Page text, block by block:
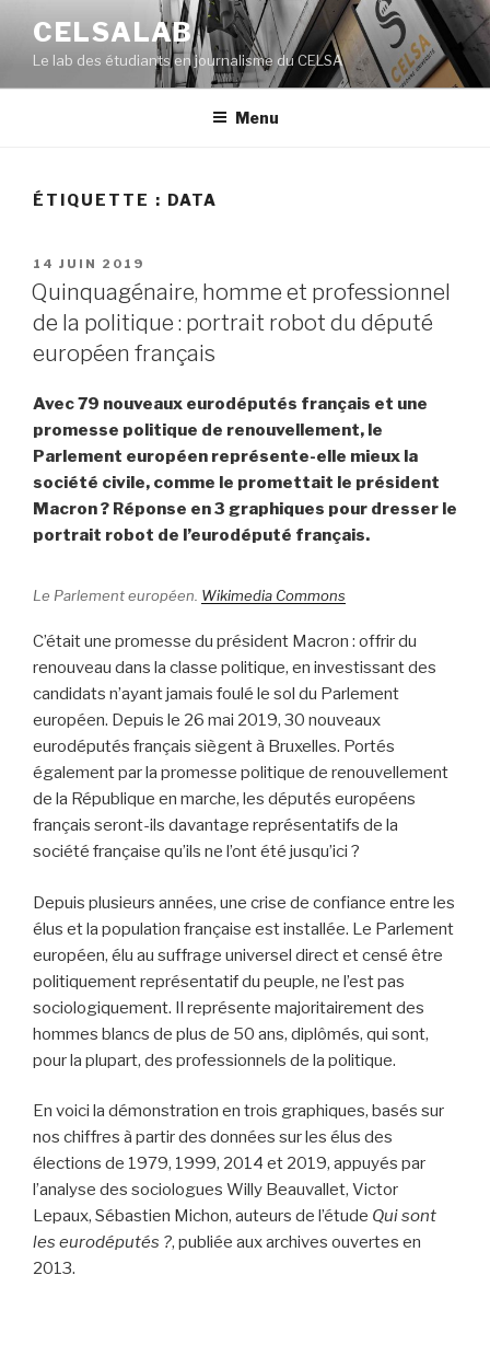
contenu
principal
CELSALAB
Le lab des étudiants en journalisme du CELSA
Menu
ÉTIQUETTE : DATA
PUBLIÉ
LE
14 JUIN 2019
Quinquagénaire, homme et professionnel
de la politique : portrait robot du député
européen français
Avec 79 nouveaux eurodéputés français et une
promesse politique de renouvellement, le
Parlement européen représente-elle mieux la
société civile, comme le promettait le président
Macron ? Réponse en 3 graphiques pour dresser le
portrait robot de l’eurodéputé français.
Le Parlement européen. Wikimedia Commons
C’était une promesse du président Macron : offrir du
renouveau dans la classe politique, en investissant des
candidats n’ayant jamais foulé le sol du Parlement
européen. Depuis le 26 mai 2019, 30 nouveaux
eurodéputés français siègent à Bruxelles. Portés
également par la promesse politique de renouvellement
de la République en marche, les députés européens
français seront-ils davantage représentatifs de la
société française qu’ils ne l’ont été jusqu’ici ?
Depuis plusieurs années, une crise de confiance entre les
élus et la population française est installée. Le Parlement
européen, élu au suffrage universel direct et censé être
politiquement représentatif du peuple, ne l’est pas
sociologiquement. Il représente majoritairement des
hommes blancs de plus de 50 ans, diplômés, qui sont,
pour la plupart, des professionnels de la politique.
En voici la démonstration en trois graphiques, basés sur
nos chiffres à partir des données sur les élus des
élections de 1979, 1999, 2014 et 2019, appuyés par
l’analyse des sociologues Willy Beauvallet, Victor
Lepaux, Sébastien Michon, auteurs de l’étude Qui sont
les eurodéputés ?, publiée aux archives ouvertes en
2013.